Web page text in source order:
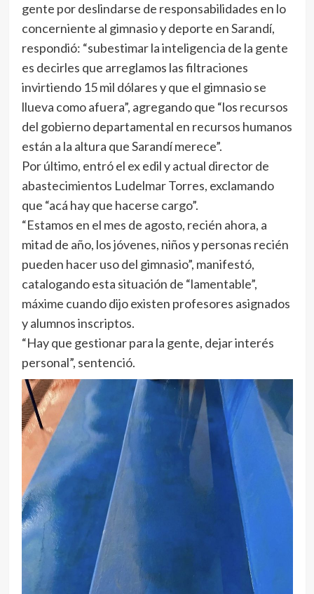
gente por deslindarse de responsabilidades en lo
concerniente al gimnasio y deporte en Sarandí,
respondió: “subestimar la inteligencia de la gente
es decirles que arreglamos las filtraciones
invirtiendo 15 mil dólares y que el gimnasio se
llueva como afuera”, agregando que “los recursos
del gobierno departamental en recursos humanos
están a la altura que Sarandí merece”.
Por último, entró el ex edil y actual director de
abastecimientos Ludelmar Torres, exclamando
que “acá hay que hacerse cargo”.
“Estamos en el mes de agosto, recién ahora, a
mitad de año, los jóvenes, niños y personas recién
pueden hacer uso del gimnasio”, manifestó,
catalogando esta situación de “lamentable”,
máxime cuando dijo existen profesores asignados
y alumnos inscriptos.
“Hay que gestionar para la gente, dejar interés
personal”, sentenció.